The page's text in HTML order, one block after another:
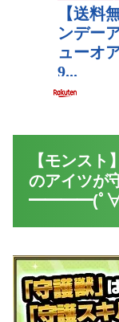
【モンス
のアイツが
━━━━(ﾟ